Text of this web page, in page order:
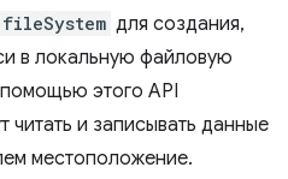
для создания,
в локальную файловую
этого API
и записывать данные
местоположение.